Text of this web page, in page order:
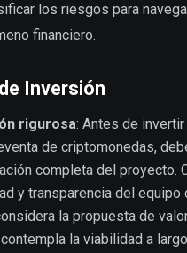
los riesgos para
financiero.
Inversión
rigurosa: Antes de invertir
de criptomonedas,
completa del proyecto.
y transparencia del equipo
la propuesta de
la viabilidad a